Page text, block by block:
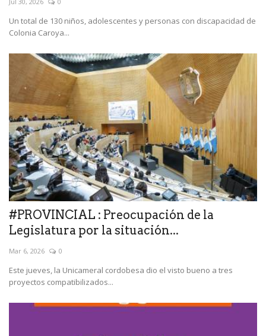
Un total de 130 niños, adolescentes y personas con discapacidad de
Colonia Caroya...
#PROVINCIAL : Preocupación de la
Legislatura por la situación...
Mar 6, 2026 0
Este jueves, la Unicameral cordobesa dio el visto bueno a tres
proyectos compatibilizados...